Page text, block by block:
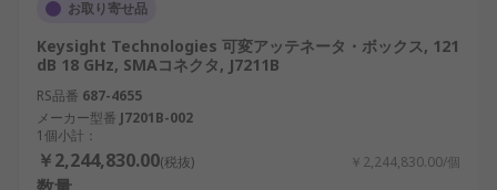
お取り寄せ品
Keysight Technologies 可変アッテネータ・ボックス, 121
dB 18 GHz, SMAコネクタ, J7211B
RS品番 687-4655
メーカー型番 J7201B-002
1個小計：
￥2,244,830.00(税抜) ￥2,244,830.00/個